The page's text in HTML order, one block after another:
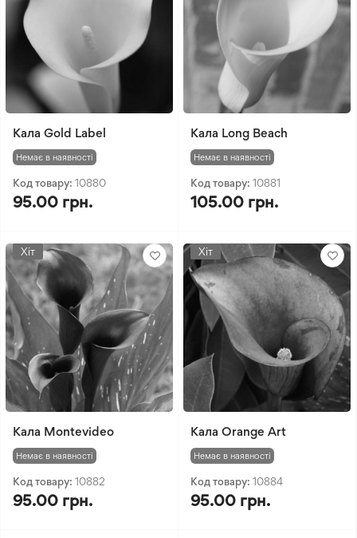
Кала Gold Label
Немає в наявності
Код товару: 10880
95.00 грн.
Кала Long Beach
Немає в наявності
Код товару: 10881
105.00 грн.
Хіт
Кала Montevideo
Немає в наявності
Код товару: 10882
95.00 грн.
Хіт
Кала Orange Art
Немає в наявності
Код товару: 10884
95.00 грн.